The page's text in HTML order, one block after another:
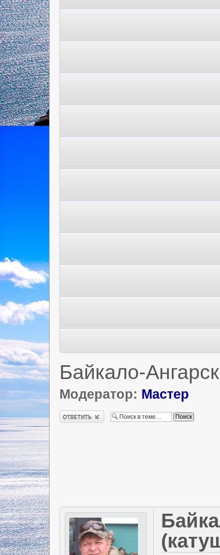
Байкало-
Модератор: Мастер
Ответить